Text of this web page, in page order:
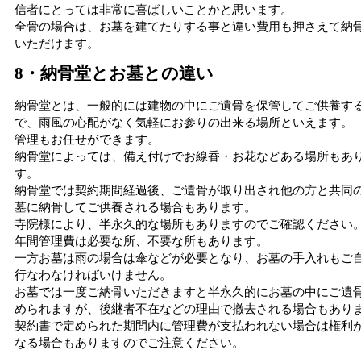
信者にとっては非常に喜ばしいことかと思います。
全骨の場合は、お墓を建てたりする事と違い費用も押さえて納
いただけます。
8・納骨堂とお墓との違い
納骨堂とは、一般的には建物の中にご遺骨を保管してご供養す
で、雨風の心配がなく気軽にお参りの出来る場所といえます。
管理もお任せができます。
納骨堂によっては、備え付けでお線香・お花などある場所もあ
す。
納骨堂では契約期間経過後、ご遺骨が取り出され他の方と共同
墓に納骨してご供養される場合もあります。
寺院様により、半永久的な場所もありますのでご確認ください
年間管理費は必要な所、不要な所もあります。
一方お墓は雨の場合は傘などが必要となり、お墓の手入れもご
行なわなければいけません。
お墓では一度ご納骨いただきますと半永久的にお墓の中にご遺
められますが、後継者不在などの理由で撤去される場合もあり
契約書で定められた期間内に管理費が支払われない場合は権利
なる場合もありますのでご注意ください。